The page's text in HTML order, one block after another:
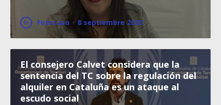
Fotocasa · 8 septiembre 2020
El consejero Calvet considera que la
sentencia del TC sobre la regulación del
alquiler en Cataluña es un ataque al
escudo social